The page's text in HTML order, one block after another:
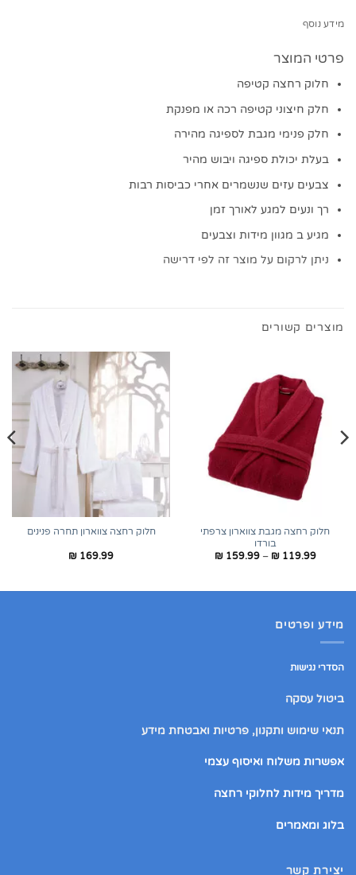
מידע נוסף
פרטי המוצר
חלוק רחצה קטיפה
חלק חיצוני קטיפה רכה או מפנקת
חלק פנימי מגבת לספיגה מהירה
בעלת יכולת ספיגה ויבוש מהיר
צבעים עזים שנשמרים אחרי כביסות רבות
רך ונעים למגע לאורך זמן
מגיע ב מגוון מידות וצבעים
ניתן לרקום על מוצר זה לפי דרישה
מוצרים קשורים
חלוק רחצה מגבת צווארון צרפתי
בורדו
₪119.99
–
₪159.99
⁦₪ 159.99⁩
חלוק רחצה צווארון תחרה פנינים
₪ 169.99
מידע ופרטים
הסדרי נגישות
ביטול עסקה
תנאי שימוש ותקנון, פרטיות ואבטחת מידע
אפשרות משלוח ואיסוף עצמי
מדריך מידות לחלוקי רחצה
בלוג ומאמרים
יצירת קשר